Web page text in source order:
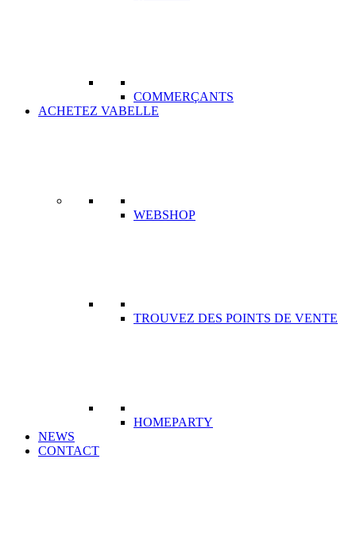
COMMERÇANTS
ACHETEZ VABELLE
WEBSHOP
TROUVEZ DES POINTS DE VENTE
HOMEPARTY
NEWS
CONTACT